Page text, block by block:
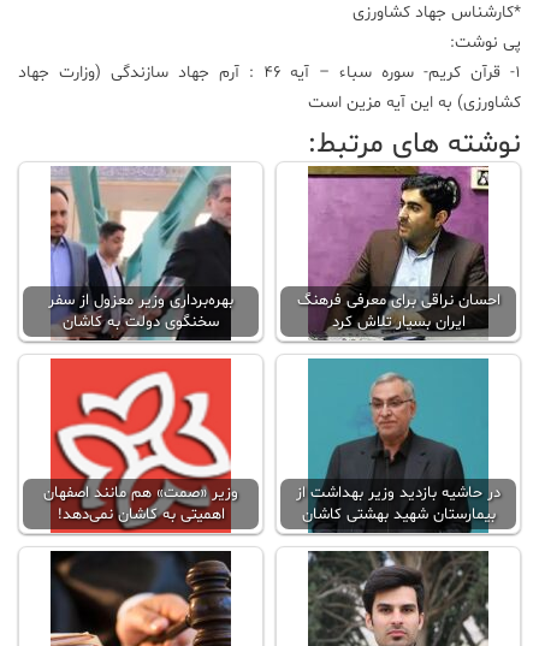
*کارشناس جهاد کشاورزی
پی نوشت:
۱- قرآن کریم- سوره سباء – آیه ۴۶ : آرم جهاد سازندگی (وزارت جهاد
کشاورزی) به این آیه مزین است
نوشته های مرتبط:
احسان نراقی برای معرفی فرهنگ
ایران بسیار تلاش کرد
بهره‌برداری وزیر معزول از سفر
سخنگوی دولت به کاشان
در حاشیه بازدید وزیر بهداشت از
بیمارستان شهید بهشتی کاشان
وزیر «صمت» هم مانند اصفهان
اهمیتی به کاشان نمی‌دهد!